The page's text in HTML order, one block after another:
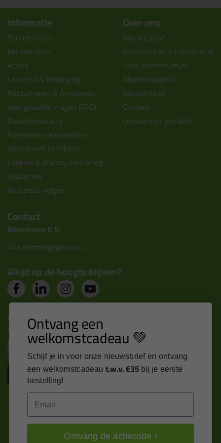
Informatie
Tips en tricks
Keuzehulpen
Acties
Levertijd & Bezorging
Retourneren & Annuleren
Veel gestelde vragen (FAQ)
Bestelprocedure
Algemene voorwaarden
Kitcentrum berichten
Cookies & privacy verklaring
Disclaimer
Kit cursus volgen
Over ons
Wie wij zijn?
Vacatures bij kitcentrum.nl
Over Kitcentrum.nl
Maatschappelijk
Winkelmand
Contact
Leverancier worden?
Contact
Kitcentrum B.V.
Alle contactgegevens >
Altijd op de hoogte blijven?
Nieuws, tips en exclusieve deals rechtstreeks in je
inbox
Inschrijven
Kitcentrum is trots op:
Ontvang een
welkomstcadeau 💚
Schijf je in voor onze nieuwsbrief en ontvang
een welkomstcadeau t.w.v. €35 bij je eerste
bestelling!
Email
Ontvang de actiecode ›